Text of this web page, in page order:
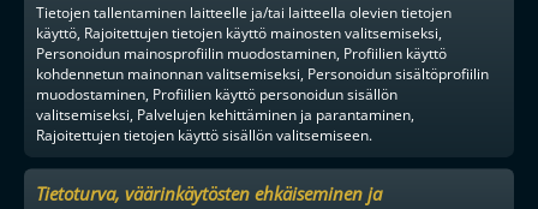
Tietojen tallentaminen laitteelle ja/tai laitteella olevien tietojen
käyttö, Rajoitettujen tietojen käyttö mainosten valitsemiseksi,
Personoidun mainosprofiilin muodostaminen, Profiilien käyttö
kohdennetun mainonnan valitsemiseksi, Personoidun sisältöprofiilin
muodostaminen, Profiilien käyttö personoidun sisällön
valitsemiseksi, Palvelujen kehittäminen ja parantaminen,
Rajoitettujen tietojen käyttö sisällön valitsemiseen.
Tietoturva, väärinkäytösten ehkäiseminen ja
F-LIIGAMIEHET
TPS SPV